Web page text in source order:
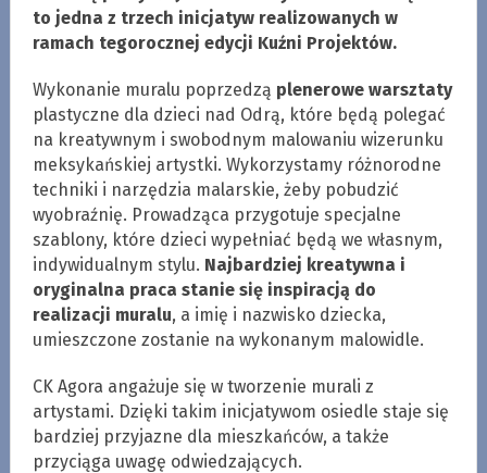
to jedna z trzech inicjatyw realizowanych w
ramach tegorocznej edycji Kuźni Projektów.
Wykonanie muralu poprzedzą plenerowe warsztaty
plastyczne dla dzieci nad Odrą, które będą polegać
na kreatywnym i swobodnym malowaniu wizerunku
meksykańskiej artystki. Wykorzystamy różnorodne
techniki i narzędzia malarskie, żeby pobudzić
wyobraźnię. Prowadząca przygotuje specjalne
szablony, które dzieci wypełniać będą we własnym,
indywidualnym stylu. Najbardziej kreatywna i
oryginalna praca stanie się inspiracją do
realizacji muralu, a imię i nazwisko dziecka,
umieszczone zostanie na wykonanym malowidle.
CK Agora angażuje się w tworzenie murali z
artystami. Dzięki takim inicjatywom osiedle staje się
bardziej przyjazne dla mieszkańców, a także
przyciąga uwagę odwiedzających.